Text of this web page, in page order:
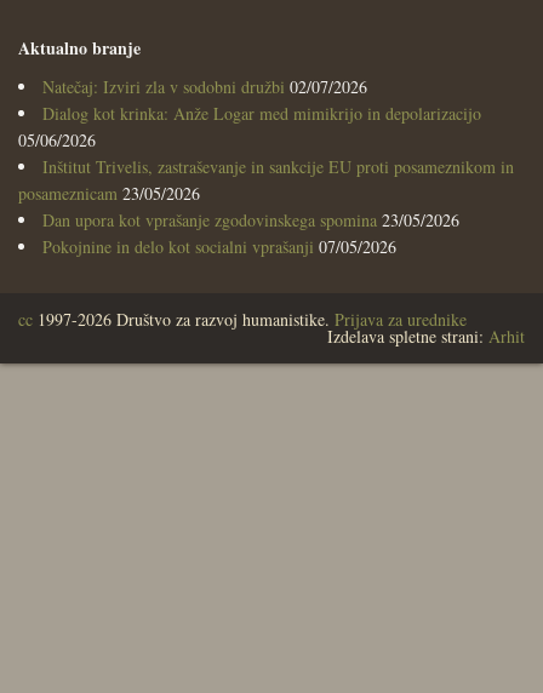
Aktualno branje
Natečaj: Izviri zla v sodobni družbi 02/07/2026
Dialog kot krinka: Anže Logar med mimikrijo in depolarizacijo
05/06/2026
Inštitut Trivelis, zastraševanje in sankcije EU proti posameznikom in
posameznicam 23/05/2026
Dan upora kot vprašanje zgodovinskega spomina 23/05/2026
Pokojnine in delo kot socialni vprašanji 07/05/2026
cc 1997-2026 Društvo za razvoj humanistike. Prijava za urednike
Izdelava spletne strani: Arhit